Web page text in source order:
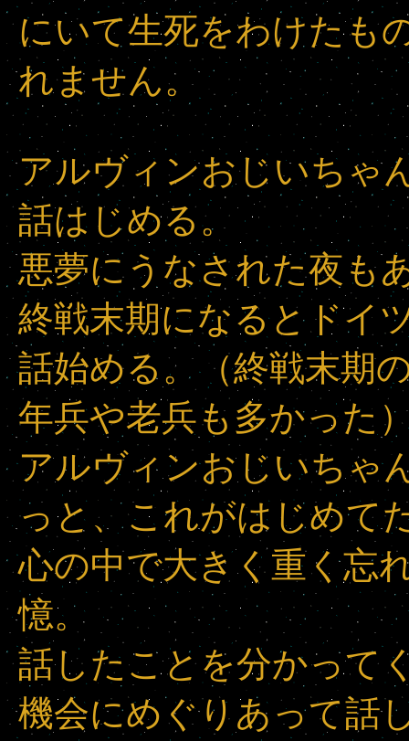
にいて生死をわけたも
れません。
アルヴィンおじいちゃ
話はじめる。
悪夢にうなされた夜も
終戦末期になるとドイ
話始める。（終戦末期
年兵や老兵も多かった
アルヴィンおじいちゃ
っと、これがはじめて
心の中で大きく重く忘
憶。
話したことを分かって
機会にめぐりあって話